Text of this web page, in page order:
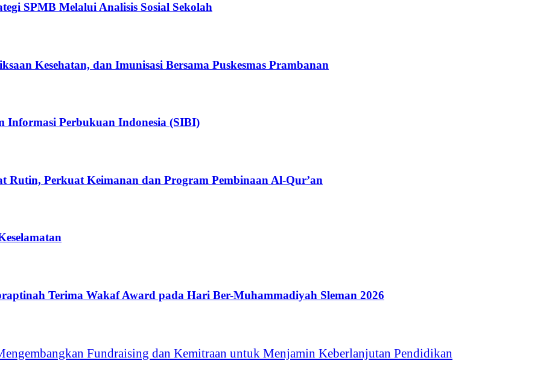
SPMB Melalui Analisis Sosial Sekolah
Kesehatan, dan Imunisasi Bersama Puskesmas Prambanan
Informasi Perbukuan Indonesia (SIBI)
Perkuat Keimanan dan Program Pembinaan Al-Qur’an
Terima Wakaf Award pada Hari Ber-Muhammadiyah Sleman 2026
Fundraising dan Kemitraan untuk Menjamin Keberlanjutan Pendidikan